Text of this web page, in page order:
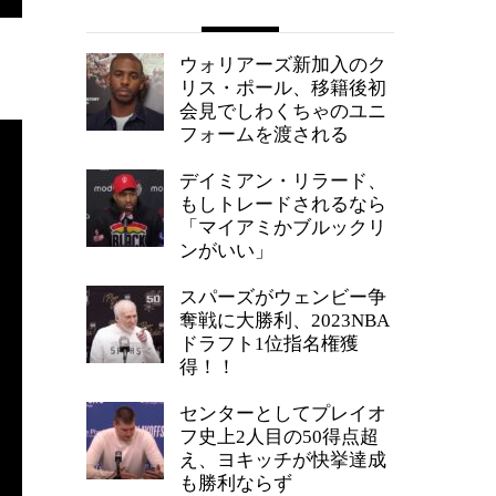
ウォリアーズ新加入のク
リス・ポール、移籍後初
会見でしわくちゃのユニ
フォームを渡される
デイミアン・リラード、
もしトレードされるなら
「マイアミかブルックリ
ンがいい」
スパーズがウェンビー争
奪戦に大勝利、2023NBA
ドラフト1位指名権獲
得！！
センターとしてプレイオ
フ史上2人目の50得点超
え、ヨキッチが快挙達成
も勝利ならず